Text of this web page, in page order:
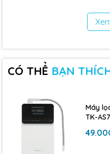
điện. Điều này giúp bảo
biệt là trẻ nhỏ và người già.
» Sản phẩm được thiết kế
thống vận hành êm ái, ít
phù hợp lắp đặt cả trong
Dung tích 120 lít – Phù
Với dung tích 150 lít, sản
CÓ THỂ BẠN
Máy
TK-